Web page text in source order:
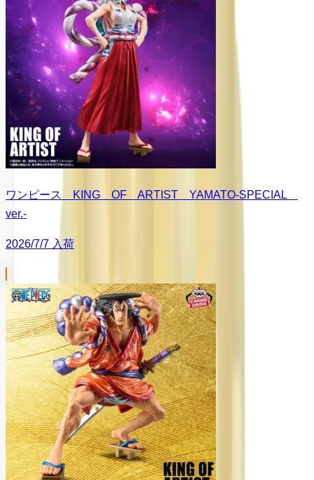
ワンピース KING OF ARTIST YAMATO-SPECIAL
ver.-
2026/7/7 入荷